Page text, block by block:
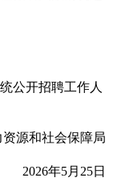
公开招聘工作人
源和社会保障局
2026年5月25日